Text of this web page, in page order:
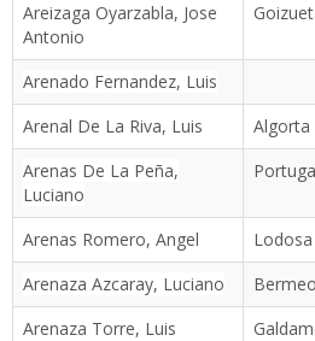
Areizaga Oyarzabla, Jose
Antonio
Arenado Fernandez, Luis
Arenal De La Riva, Luis
Algorta
Arenas De La Peña,
Luciano
Arenas Romero, Angel Lodosa
Arenaza Azcaray, Luciano
Bermeo
Arenaza Torre, Luis